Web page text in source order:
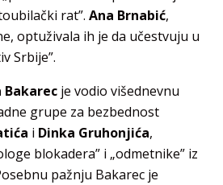
rat”. Ana Brnabić,
optuživala ih je da učestvuju u
Srbije”.
Bakarec je vodio višednevnu
grupe za bezbednost
i Dinka Gruhonjića,
blokadera” i „odmetnike” iz
pažnju Bakarec je